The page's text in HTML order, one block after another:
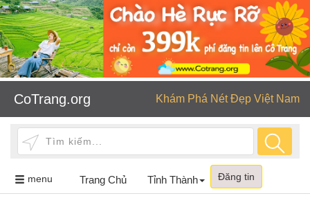
CoTrang.org Khám Phá Nét Đẹp Việt Nam
menu Toggle
navigation
Trang Chủ Tỉnh Thành Đăng tin